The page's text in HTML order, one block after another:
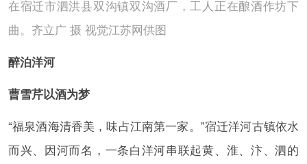
在宿迁市泗洪县双沟镇双沟酒厂，工人正在酿酒作坊下
曲。齐立广 摄 视觉江苏网供图
醉泊洋河
曹雪芹以酒为梦
“福泉酒海清香美，味占江南第一家。”宿迁洋河古镇依水
而兴、因河而名，一条白洋河串联起黄、淮、汴、泗的